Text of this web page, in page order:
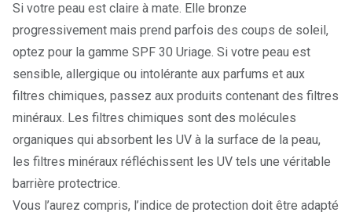
Si votre peau est claire à mate. Elle bronze
progressivement mais prend parfois des coups de soleil,
optez pour la gamme SPF 30 Uriage. Si votre peau est
sensible, allergique ou intolérante aux parfums et aux
filtres chimiques, passez aux produits contenant des filtres
minéraux. Les filtres chimiques sont des molécules
organiques qui absorbent les UV à la surface de la peau,
les filtres minéraux réfléchissent les UV tels une véritable
barrière protectrice.
Vous l’aurez compris, l’indice de protection doit être adapté